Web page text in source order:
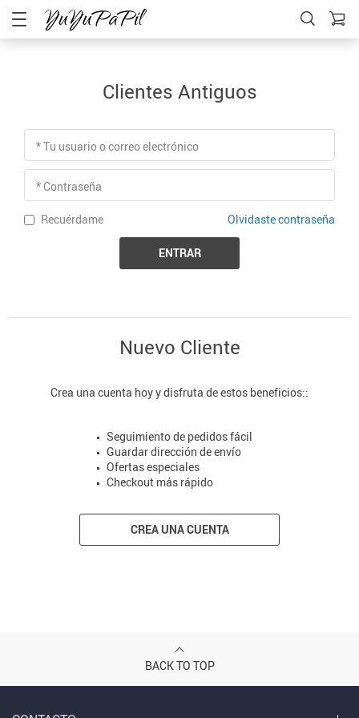
Clientes Antiguos
* Tu usuario o correo electrónico
* Contraseña
Recuérdame Olvidaste contraseña
ENTRAR
Nuevo Cliente
Crea una cuenta hoy y disfruta de estos beneficios::
Seguimiento de pedidos fácil
Guardar dirección de envío
Ofertas especiales
Checkout más rápido
CREA UNA CUENTA
BACK TO TOP